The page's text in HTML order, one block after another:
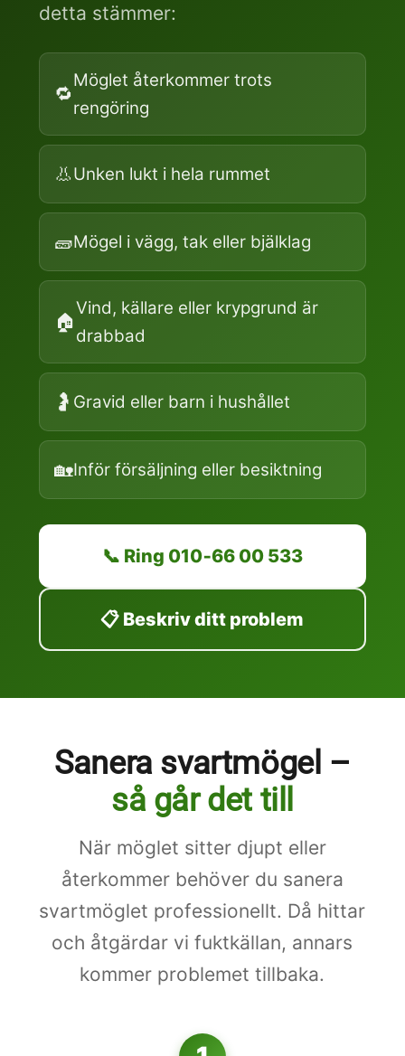
detta stämmer:
🔁
Möglet återkommer trots
rengöring
👃Unken lukt i hela rummet
🧱Mögel i vägg, tak eller bjälklag
🏠
Vind, källare eller krypgrund är
drabbad
🤰 Gravid eller barn i hushållet
🏡Inför försäljning eller besiktning
📞 Ring 010‑66 00 533
📋 Beskriv ditt problem
Sanera svartmögel –
så går det till
När möglet sitter djupt eller
återkommer behöver du sanera
svartmöglet professionellt. Då hittar
och åtgärdar vi fuktkällan, annars
kommer problemet tillbaka.